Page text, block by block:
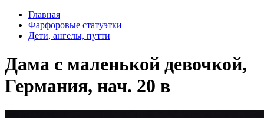
Главная
Фарфоровые статуэтки
Дети, ангелы, путти
Дaма с маленькой девочкой,
Германия, нач. 20 в